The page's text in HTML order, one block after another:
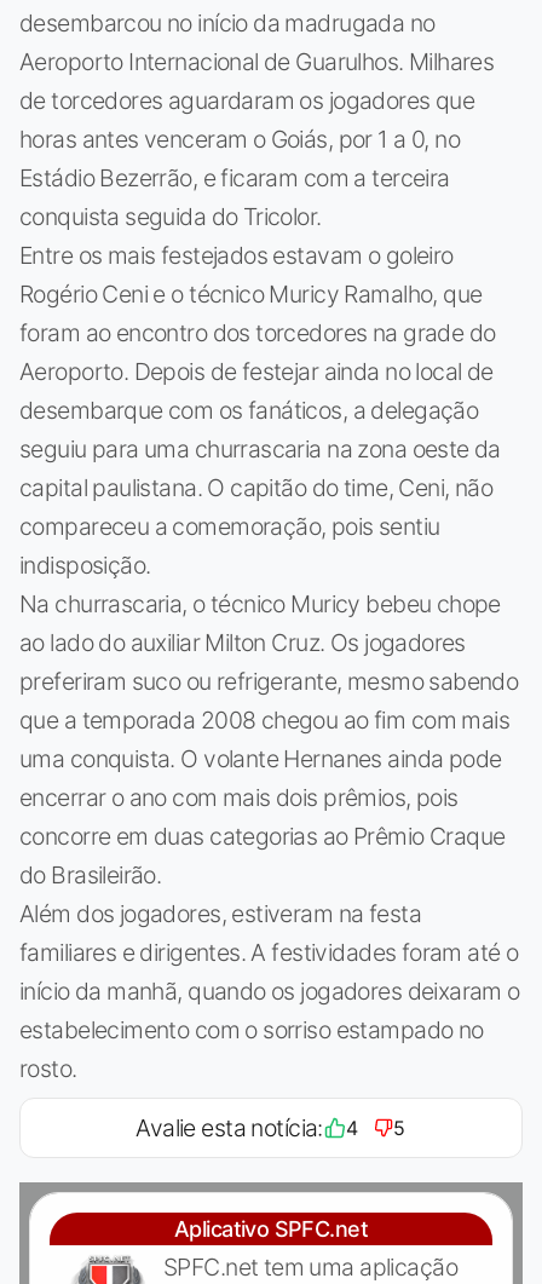
desembarcou no início da madrugada no
Aeroporto Internacional de Guarulhos. Milhares
de torcedores aguardaram os jogadores que
horas antes venceram o Goiás, por 1 a 0, no
Estádio Bezerrão, e ficaram com a terceira
conquista seguida do Tricolor.
Entre os mais festejados estavam o goleiro
Rogério Ceni e o técnico Muricy Ramalho, que
foram ao encontro dos torcedores na grade do
Aeroporto. Depois de festejar ainda no local de
desembarque com os fanáticos, a delegação
seguiu para uma churrascaria na zona oeste da
capital paulistana. O capitão do time, Ceni, não
compareceu a comemoração, pois sentiu
indisposição.
Na churrascaria, o técnico Muricy bebeu chope
ao lado do auxiliar Milton Cruz. Os jogadores
preferiram suco ou refrigerante, mesmo sabendo
que a temporada 2008 chegou ao fim com mais
uma conquista. O volante Hernanes ainda pode
encerrar o ano com mais dois prêmios, pois
concorre em duas categorias ao Prêmio Craque
do Brasileirão.
Além dos jogadores, estiveram na festa
familiares e dirigentes. A festividades foram até o
início da manhã, quando os jogadores deixaram o
estabelecimento com o sorriso estampado no
rosto.
Avalie esta notícia: 4 5
Aplicativo SPFC.net
SPFC.net tem uma aplicação